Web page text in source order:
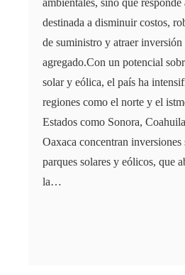
destinada a disminuir costos,
de suministro y atraer
agregado.Con un potencial
solar y eólica, el país ha
regiones como el norte y el
Estados como Sonora,
Oaxaca concentran
parques solares y eólicos, que
la…